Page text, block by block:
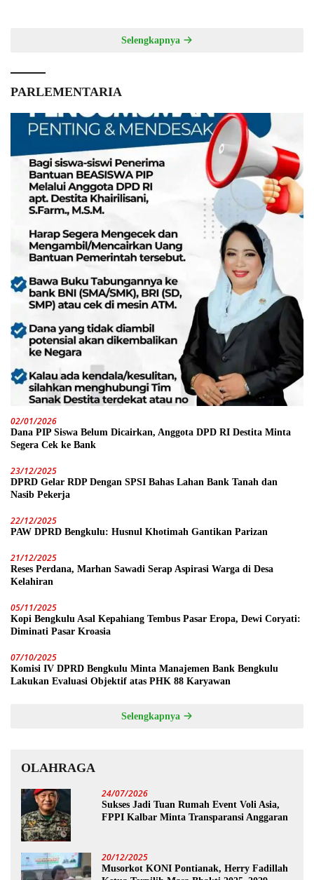
Selengkapnya
PARLEMENTARIA
02/01/2026
Dana PIP Siswa Belum Dicairkan, Anggota DPD RI Destita Minta
Segera Cek ke Bank
23/12/2025
DPRD Gelar RDP Dengan SPSI Bahas Lahan Bank Tanah dan
Nasib Pekerja
22/12/2025
PAW DPRD Bengkulu: Husnul Khotimah Gantikan Parizan
21/12/2025
Reses Perdana, Marhan Sawadi Serap Aspirasi Warga di Desa
Kelahiran
05/11/2025
Kopi Bengkulu Asal Kepahiang Tembus Pasar Eropa, Dewi Coryati:
Diminati Pasar Kroasia
07/10/2025
Komisi IV DPRD Bengkulu Minta Manajemen Bank Bengkulu
Lakukan Evaluasi Objektif atas PHK 88 Karyawan
Selengkapnya
OLAHRAGA
24/07/2026
Sukses Jadi Tuan Rumah Event Voli Asia,
FPPI Kalbar Minta Transparansi Anggaran
20/12/2025
Musorkot KONI Pontianak, Herry Fadillah